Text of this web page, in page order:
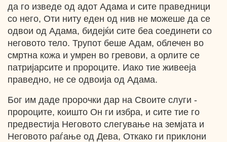
да го изведе од адот Адама и сите праведници
со него, Оти ниту еден од нив не можеше да се
одвои од Адама, бидејќи сите беа соединети со
неговото тело. Трупот беше Адам, облечен во
смртна кожа и умрен во гревови, а орлите се
патријарсите и пророците. Иако тие живееја
праведно, не се одвоија од Адама.
Бог им даде пророчки дар на Своите слуги -
пророците, коишто Он ги избра, и сите тие го
предвестија Неговото слегување на земјата и
Неговото раѓање од Дева, Откако ги приклони